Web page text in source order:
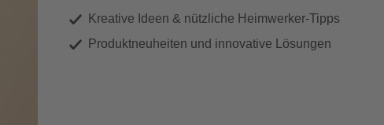
Kreative Ideen & nützliche Heimwerker-Tipps
Produktneuheiten und innovative Lösungen